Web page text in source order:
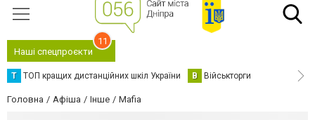
Наші спецпроєкти
11
Т ТОП кращих дистанційних шкіл України В Військторги
Головна Афіша Інше Mafia